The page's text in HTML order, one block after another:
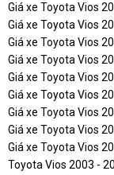
Giá xe Toyota Vios
Giá xe Toyota Vios
Giá xe Toyota Vios
Giá xe Toyota Vios
Giá xe Toyota Vios
Giá xe Toyota Vios
Giá xe Toyota Vios
Giá xe Toyota Vios
Giá xe Toyota Vios
Toyota Vios 2003 -